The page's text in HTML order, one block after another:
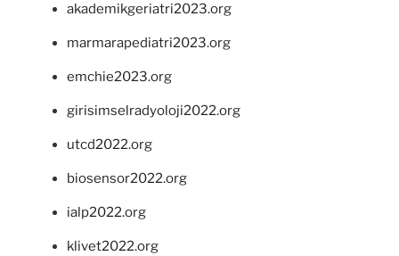
akademikgeriatri2023.org
marmarapediatri2023.org
emchie2023.org
girisimselradyoloji2022.org
utcd2022.org
biosensor2022.org
ialp2022.org
klivet2022.org